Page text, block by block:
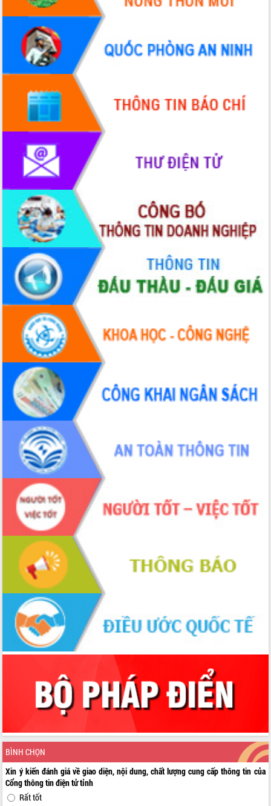
BÌNH CHỌN
Xin ý kiến đánh giá về giao diện, nội dung, chất lượng cung cấp thông tin của
Cổng thông tin điện tử tỉnh
Rất tốt